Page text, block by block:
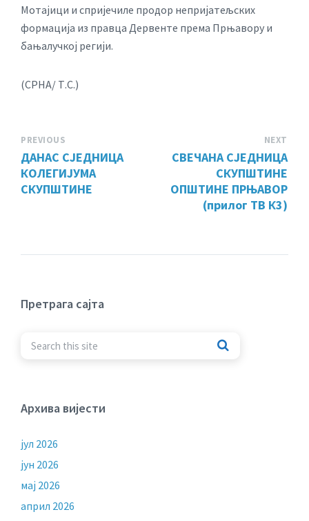
Мотајици и спријечиле продор непријатељских
формација из правца Дервенте према Прњавору и
бањалучкој регији.
(СРНА/ Т.С.)
PREVIOUS
ДАНАС СЈЕДНИЦА
КОЛЕГИЈУМА
СКУПШТИНЕ
NEXT
СВЕЧАНА СЈЕДНИЦА
СКУПШТИНЕ
ОПШТИНЕ ПРЊАВОР
(прилог ТВ К3)
Претрага сајта
Архива вијести
јул 2026
јун 2026
мај 2026
април 2026